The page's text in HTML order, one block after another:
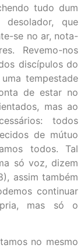
tudo dum
que
se no ar, nota-
Revemo-nos
discípulos do
tempestade
de estar no
mas ao
todos
de mútuo
todos. Tal
só voz, dizem
assim também
continuar
mas só o
no mesmo